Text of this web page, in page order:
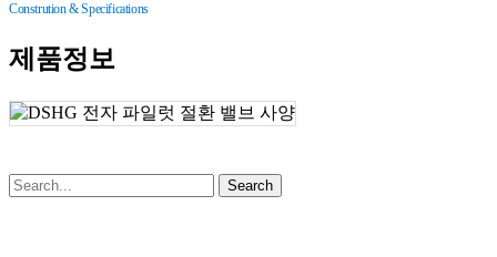
FG 유량 조정 밸브·체크 밸브 내장 유량 조정 밸브
FHG 파일럿 조작 유량 조정 밸브·파일럿 조작 체크 밸브 내장 유량 조정 밸브
LD 방향/방향 유량 로직 밸브
Constrution & Specifications
제품정보
Search